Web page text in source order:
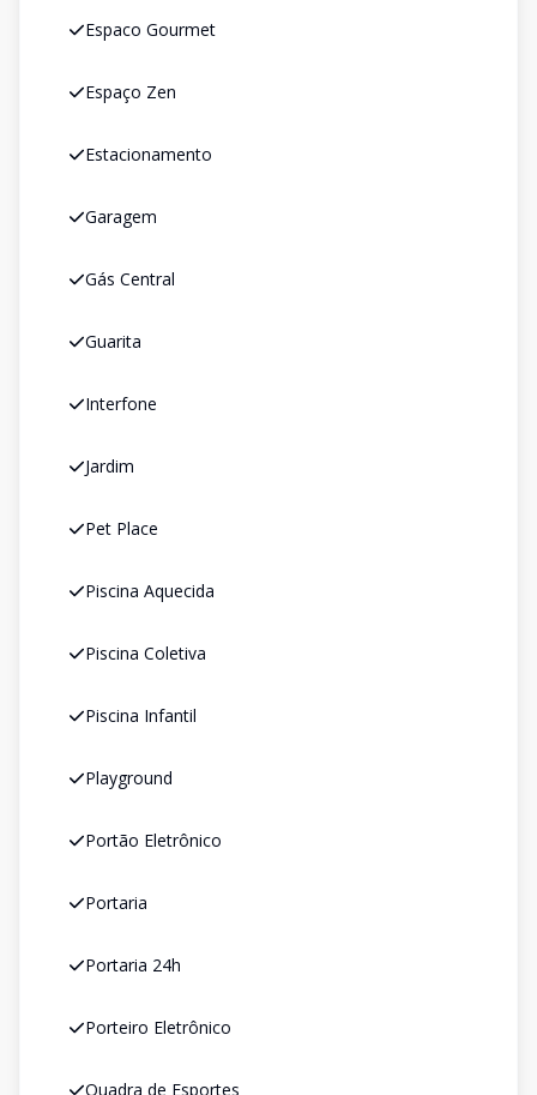
Espaco Gourmet
Espaço Zen
Estacionamento
Garagem
Gás Central
Guarita
Interfone
Jardim
Pet Place
Piscina Aquecida
Piscina Coletiva
Piscina Infantil
Playground
Portão Eletrônico
Portaria
Portaria 24h
Porteiro Eletrônico
Quadra de Esportes